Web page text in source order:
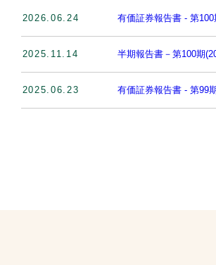
2026.06.24 有価証券報告書 - 第100
2025.11.14 半期報告書－第100期
2025.06.23 有価証券報告書 - 第99